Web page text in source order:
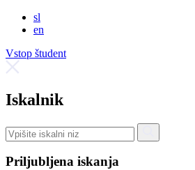
sl
en
Vstop študent
Iskalnik
Priljubljena iskanja